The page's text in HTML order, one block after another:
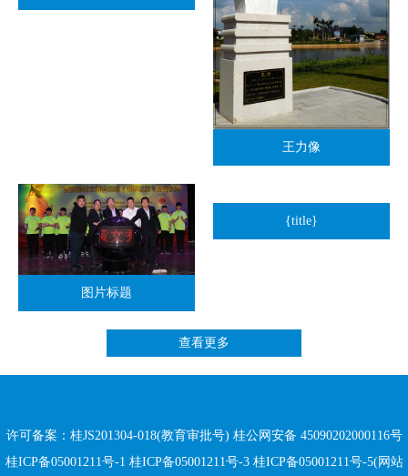
王力像
图片标题
{title}
查看更多
许可备案：桂JS201304-018(教育审批号) 桂公网安备 45090202000116号
桂ICP备05001211号-1 桂ICP备05001211号-3 桂ICP备05001211号-5(网站